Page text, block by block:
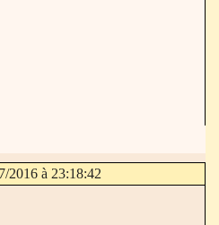
2016 à 23:18:42